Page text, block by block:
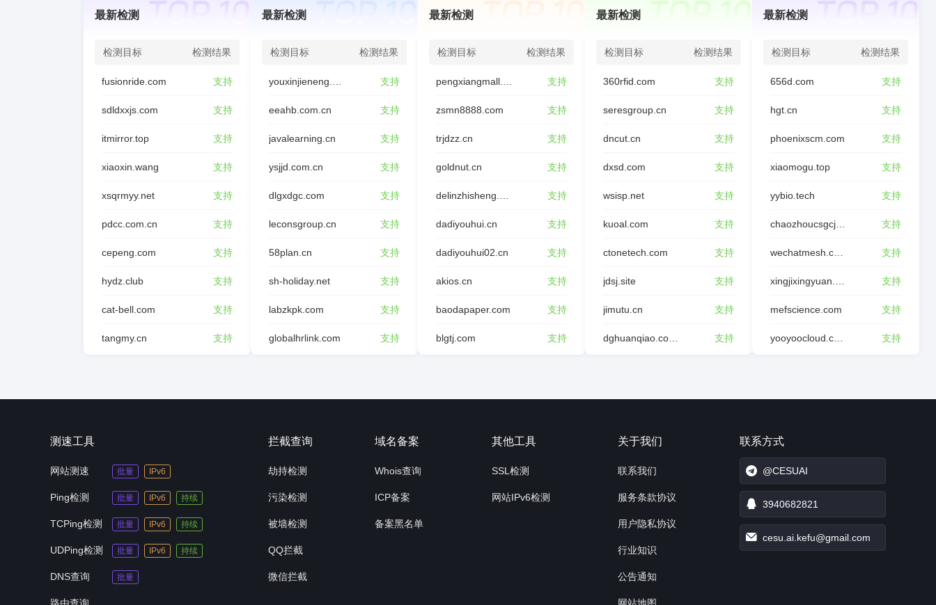
最新检测
检测目标 检测结果
fusionride.com 支持
sdldxxjs.com 支持
itmirror.top 支持
xiaoxin.wang 支持
xsqrmyy.net 支持
pdcc.com.cn 支持
cepeng.com 支持
hydz.club 支持
cat-bell.com 支持
tangmy.cn 支持
最新检测
检测目标 检测结果
支持
eeahb.com.cn 支持
javalearning.cn 支持
ysjjd.com.cn 支持
dlgxdgc.com 支持
leconsgroup.cn 支持
58plan.cn 支持
sh-holiday.net 支持
labzkpk.com 支持
globalhrlink.com 支持
最新检测
检测目标 检测结果
支持
zsmn8888.com 支持
trjdzz.cn 支持
goldnut.cn 支持
支持
dadiyouhui.cn 支持
dadiyouhui02.cn 支持
akios.cn 支持
baodapaper.com 支持
blgtj.com 支持
最新检测
检测目标 检测结果
360rfid.com 支持
seresgroup.cn 支持
dncut.cn 支持
dxsd.com 支持
wsisp.net 支持
kuoal.com 支持
ctonetech.com 支持
jdsj.site 支持
jimutu.cn 支持
支持
最新检测
检测目标 检测结果
656d.com 支持
hgt.cn 支持
phoenixscm.com 支持
xiaomogu.top 支持
yybio.tech 支持
支持
支持
支持
mefscience.com 支持
支持
测速工具
网站测速 批量 IPv6
Ping检测 批量 IPv6 持续
TCPing检测 批量 IPv6 持续
UDPing检测 批量 IPv6 持续
DNS查询 批量
拦截查询
劫持检测
污染检测
被墙检测
QQ拦截
微信拦截
域名备案
Whois查询
ICP备案
备案黑名单
其他工具
SSL检测
网站IPv6检测
关于我们
联系我们
服务条款协议
用户隐私协议
行业知识
公告通知
联系方式
@CESUAI
3940682821
cesu.ai.kefu@gmail.com